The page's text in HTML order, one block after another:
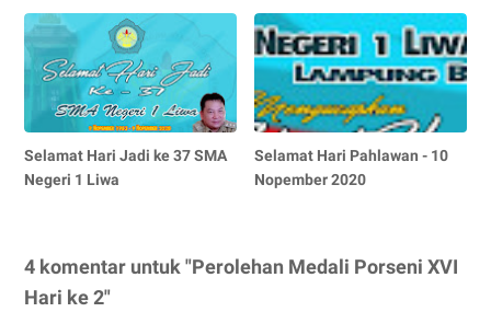
Selamat Hari Jadi ke 37 SMA
Negeri 1 Liwa
Selamat Hari Pahlawan - 10
Nopember 2020
4 komentar untuk "Perolehan Medali Porseni XVI
Hari ke 2"